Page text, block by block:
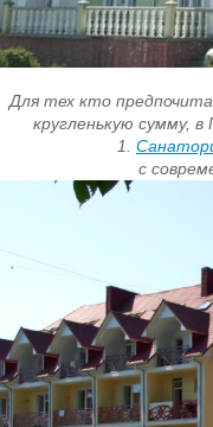
Для тех кто
кругленькую сумму,
1.
с